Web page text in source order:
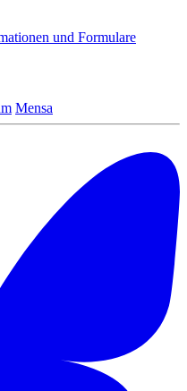
und Formulare
Mensa